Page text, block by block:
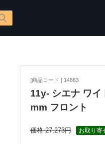
[商品コード ] 14883
11y- シエナ ワ
mm フロント
価格 27,273円 お取り寄